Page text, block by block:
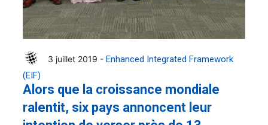
3 juillet 2019 - Enhanced Integrated Framework
(EIF)
Alors que la croissance mondiale
ralentit, six pays annoncent leur